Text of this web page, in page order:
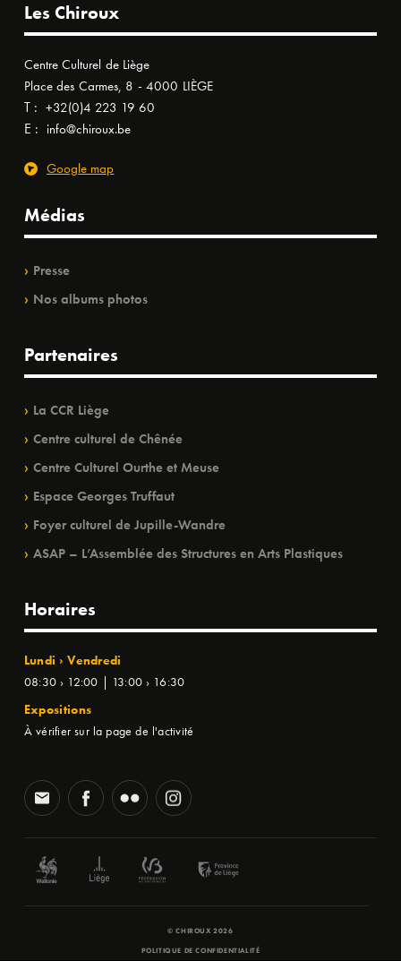
Les Chiroux
Centre Culturel de Liège
Place des Carmes, 8 - 4000 LIÈGE
T : +32(0)4 223 19 60
E : info@chiroux.be
Google map
Médias
Presse
Nos albums photos
Partenaires
La CCR Liège
Centre culturel de Chênée
Centre Culturel Ourthe et Meuse
Espace Georges Truffaut
Foyer culturel de Jupille-Wandre
ASAP – L’Assemblée des Structures en Arts Plastiques
Horaires
Lundi › Vendredi
08:30 › 12:00 | 13:00 › 16:30
Expositions
À vérifier sur la page de l'activité
© CHIROUX 2026
POLITIQUE DE CONFIDENTIALITÉ